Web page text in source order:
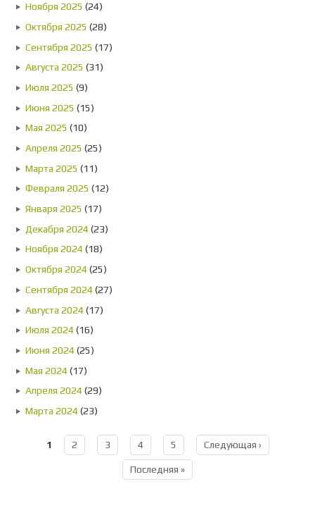
Ноября 2025 (24)
Октября 2025 (28)
Сентября 2025 (17)
Августа 2025 (31)
Июля 2025 (9)
Июня 2025 (15)
Мая 2025 (10)
Апреля 2025 (25)
Марта 2025 (11)
Февраля 2025 (12)
Января 2025 (17)
Декабря 2024 (23)
Ноября 2024 (18)
Октября 2024 (25)
Сентября 2024 (27)
Августа 2024 (17)
Июля 2024 (16)
Июня 2024 (25)
Мая 2024 (17)
Апреля 2024 (29)
Марта 2024 (23)
Страницы
1 2 3 4 5 Следующая ›
Последняя »